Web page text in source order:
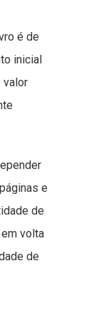
é de
inicial
valor
e
de
volta
de